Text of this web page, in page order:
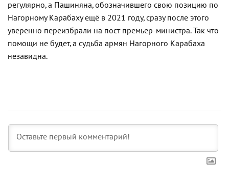
регулярно, а Пашиняна, обозначившего свою позицию по
Нагорному Карабаху ещё в 2021 году, сразу после этого
уверенно переизбрали на пост премьер-министра. Так что
помощи не будет, а судьба армян Нагорного Карабаха
незавидна.